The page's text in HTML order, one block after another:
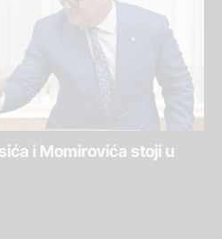
i Momirovića stoji u